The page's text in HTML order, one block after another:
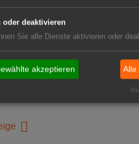
oder deaktivieren
Sie alle Dienste aktivieren oder
akzeptieren Alle